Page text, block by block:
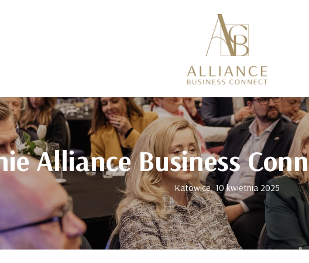
Alliance Business
Katowice, 10 kwietnia 2025